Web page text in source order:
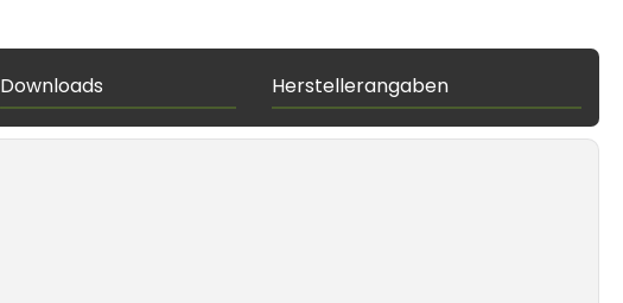
Downloads Herstellerangaben